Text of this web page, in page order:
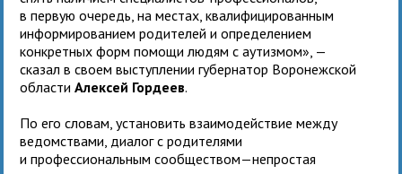
в первую очередь, на местах, квалифицированным
информированием родителей и определением
конкретных форм помощи людям с аутизмом», —
сказал в своем выступлении губернатор Воронежской
области Алексей Гордеев.
По его словам, установить взаимодействие между
ведомствами, диалог с родителями
и профессиональным сообществом—непростая